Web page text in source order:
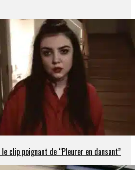
clip poignant de “Pleurer en dansant”